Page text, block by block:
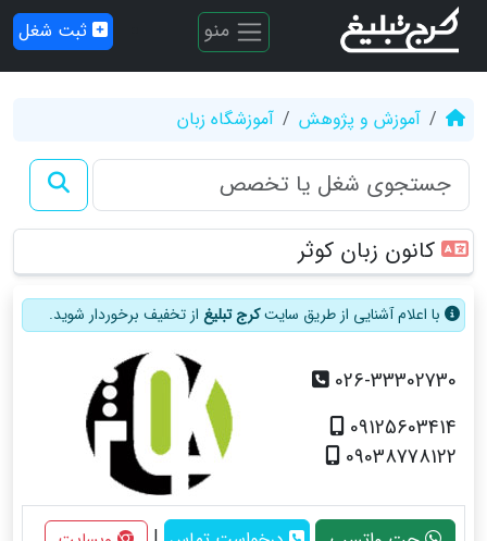
منو ثبت شغل
آموزش و پژوهش آموزشگاه زبان
کانون زبان کوثر
با اعلام آشنایی از طریق سایتکرج تبلیغ از تخفیف برخوردار شوید.
026-33302730
09125603414
09038778122